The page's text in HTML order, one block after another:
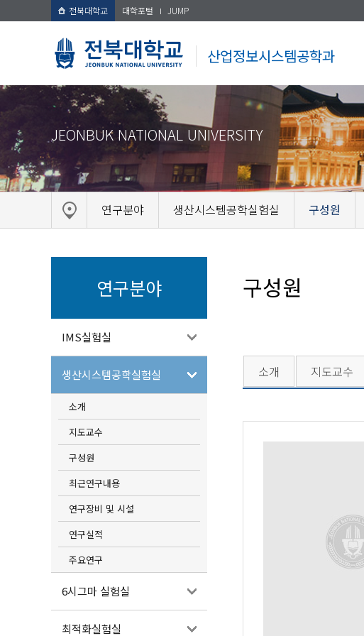
전북대학교 대학포털 JUMP
산업정보시스템공학과
JEONBUK NATIONAL UNIVERSITY
연구분야 생산시스템공학실험실 구성원
연구분야
IMS실험실
생산시스템공학실험실
소개
지도교수
구성원
최근연구내용
연구장비 및 시설
연구실적
주요연구
6시그마 실험실
최적화실험실
구성원
소개 지도교수